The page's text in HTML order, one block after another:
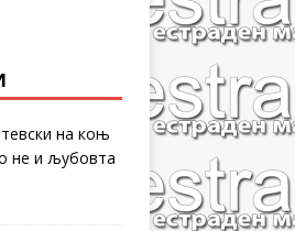
на коњ
не и љубовта